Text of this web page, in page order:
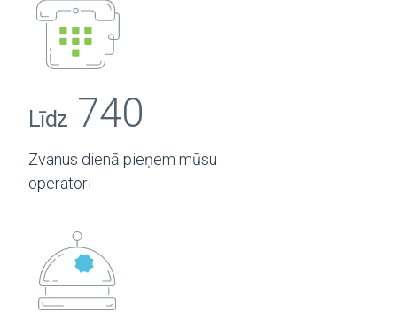
Līdz 740
Zvanus dienā pieņem mūsu
operatori